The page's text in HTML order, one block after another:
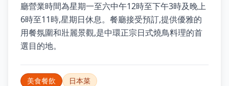
廳營業時間為星期一至六中午12時至下午3時及晚上
6時至11時,星期日休息。餐廳接受預訂,提供優雅的
用餐氛圍和壯麗景觀,是中環正宗日式燒鳥料理的首
選目的地。
美食餐飲 日本菜